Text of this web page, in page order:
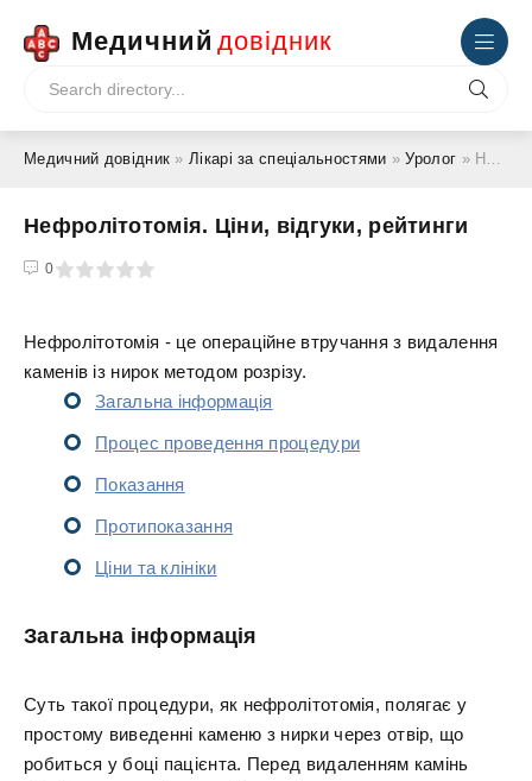
Медичний довідник
Медичний довідник »Лікарі за спеціальностями »Уролог » Нефролітотомія. Ціни, відгуки, рейтинги
Нефролітотомія. Ціни, відгуки, рейтинги
0
5
Нефролітотомія - це операційне втручання з видалення
каменів із нирок методом розрізу.
Загальна інформація
Процес проведення процедури
Показання
Протипоказання
Ціни та клініки
Загальна інформація
Суть такої процедури, як нефролітотомія, полягає у
простому виведенні каменю з нирки через отвір, що
робиться у боці пацієнта. Перед видаленням камінь